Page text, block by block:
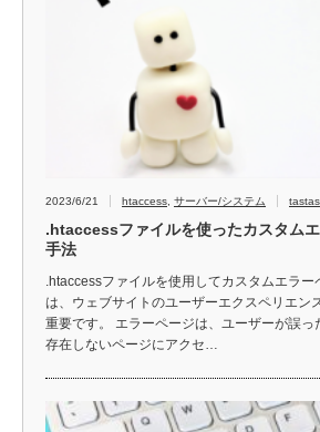
2023/6/21 htaccess サーバー/システム tastas
.htaccessファイルを使ったカスタム
手法
.htaccessファイルを使用してカスタムエラ
は、ウェブサイトのユーザーエクスペリエン
重要です。 エラーページは、ユーザーが誤っ
存在しないページにアクセ…